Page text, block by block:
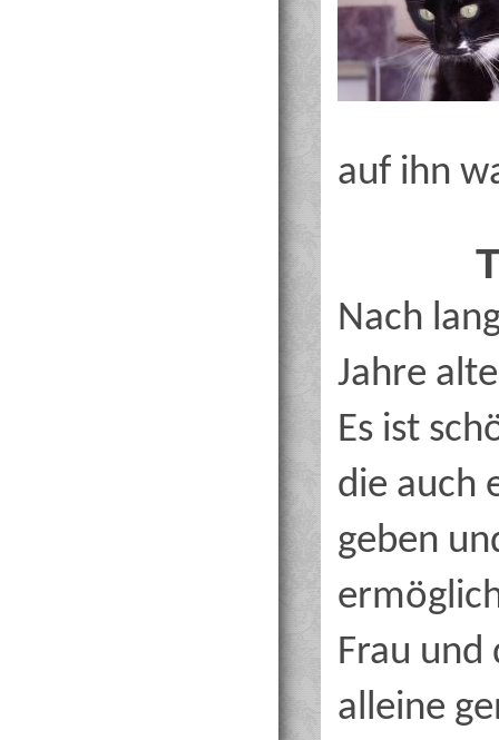
auf ihn
Nach
Jahre
Es ist
die auch
geben
Frau
alleine